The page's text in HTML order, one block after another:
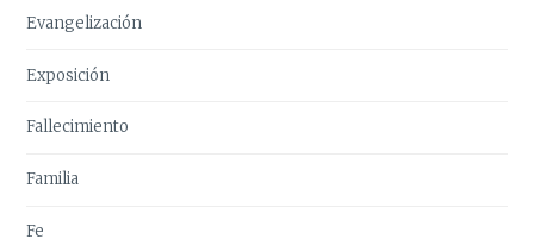
Evangelización
Exposición
Fallecimiento
Familia
Fe